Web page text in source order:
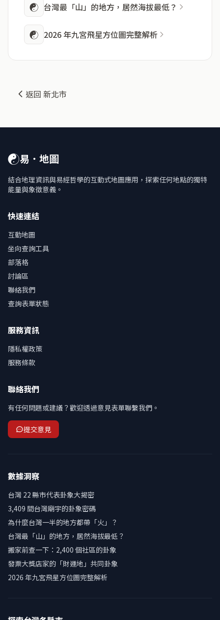
☯ 台灣最「山」的地方，居然海拔最低？
☯ 2026 年九宮飛星方位圖完整解析
返回 新北市
☯易．地圖
結合地理資訊與易經哲學的互動式地圖應用，探索任何地點的獨特
能量與象徵意義。
快速連結
互動地圖
坐向查詢工具
部落格
討論區
聯絡我們
查詢表單狀態
服務資訊
隱私權政策
服務條款
聯絡我們
有任何問題或建議？歡迎透過意見表單聯繫我們。
提交意見
數據洞察
台灣 22 縣市代表卦象大揭密
3,409 間台灣廟宇的卦象密碼
為什麼台灣一半的地方都帶「火」？
台灣最「山」的地方，居然海拔最低？
搬家前查一下：2,400 個社區的卦象
發票大獎店家的「財運地」共同卦象
2026 年九宮飛星方位圖完整解析